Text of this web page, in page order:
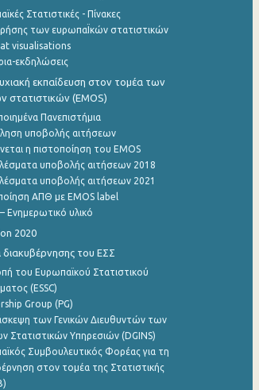
Στατιστικές - Πίνακες
των ευρωπαΪκών στατιστικών
visualisations
εκδηλώσεις
εκπαίδευση στον τομέα των
στατιστικών (EMOS)
Πανεπιστήμια
υποβολής αιτήσεων
η πιστοποίηση του EMOS
υποβολής αιτήσεων 2018
υποβολής αιτήσεων 2021
ΑΠΘ με EMOS label
Ενημερωτικό υλικό
2020
του ΕΣΣ
του Ευρωπαϊκού Στατιστικού
(ESSC)
Group (PG)
των Γενικών Διευθυντών των
Στατιστικών Υπηρεσιών (DGINS)
Συμβουλευτικός Φορέας για τη
στον τομέα της Στατιστικής